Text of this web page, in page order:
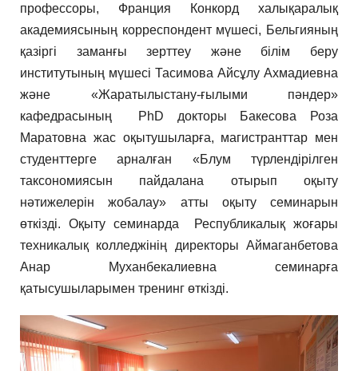
профессоры, Франция Конкорд халықаралық
академиясының корреспондент мүшесі, Бельгияның
қазіргі заманғы зерттеу және білім беру
институтының мүшесі Тасимова Айсұлу Ахмадиевна
және «Жаратылыстану-ғылыми пәндер»
кафедрасының PhD докторы Бакесова Роза
Маратовна жас оқытушыларға, магистранттар мен
студенттерге арналған «Блум түрлендірілген
таксономиясын пайдалана отырып оқыту
нәтижелерін жобалау» атты оқыту семинарын
өткізді. Оқыту семинарда Республикалық жоғары
техникалық колледжінің директоры Аймаганбетова
Анар Муханбекалиевна семинарға
қатысушыларымен тренинг өткізді.